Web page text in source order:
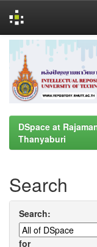
navigation
DSpace at
Thanyaburi
Search
Search:
for